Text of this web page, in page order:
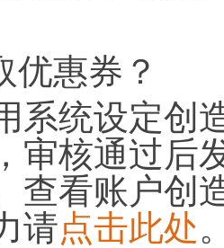
优惠券？
系统设定创
审核通过后
查看账户创
请点击此处